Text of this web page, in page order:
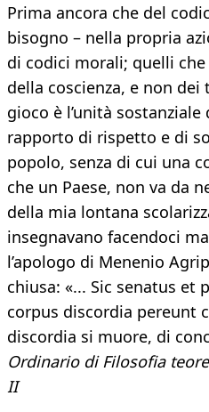
Prima ancora che del
bisogno – nella propria
di codici morali; quelli
della coscienza, e non
gioco è l’unità
rapporto di rispetto e di
popolo, senza di cui una
che un Paese, non va da
della mia lontana
insegnavano facendoci
l’apologo di Menenio
chiusa: «... Sic senatus et
corpus discordia pereunt
discordia si muore, di
Ordinario di Filosofia
II